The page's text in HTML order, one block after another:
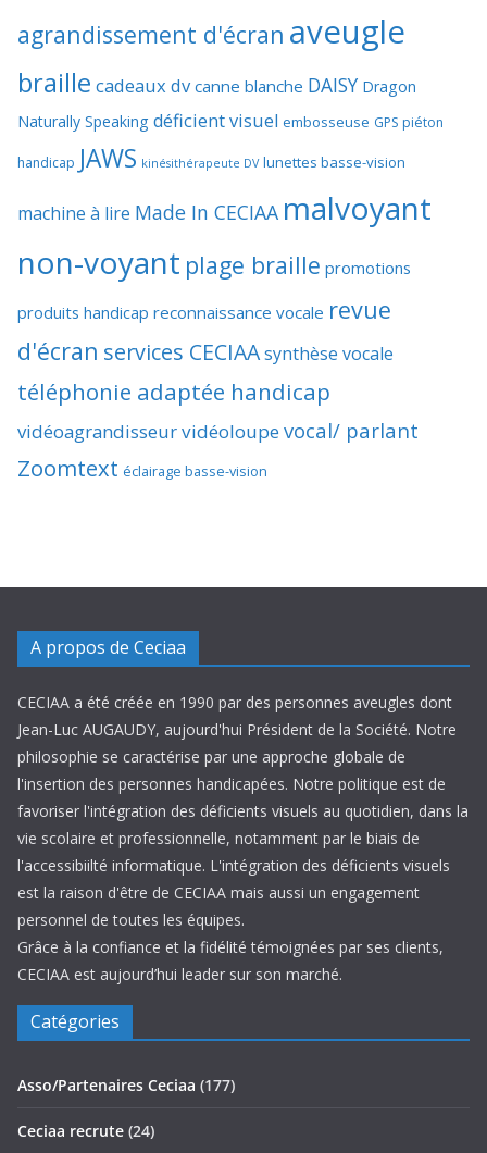
agrandissement d'écran aveugle
braille cadeaux dv canne blanche DAISY Dragon
Naturally Speaking déficient visuel embosseuse GPS piéton
handicap JAWS kinésithérapeute DV lunettes basse-vision
machine à lire Made In CECIAA malvoyant
non-voyant plage braille promotions
produits handicap reconnaissance vocale revue
d'écran services CECIAAsynthèse vocale
téléphonie adaptée handicap
vidéoagrandisseurvidéoloupevocal/ parlant
Zoomtext éclairage basse-vision
A propos de Ceciaa
CECIAA a été créée en 1990 par des personnes aveugles dont
Jean-Luc AUGAUDY, aujourd'hui Président de la Société. Notre
philosophie se caractérise par une approche globale de
l'insertion des personnes handicapées. Notre politique est de
favoriser l'intégration des déficients visuels au quotidien, dans la
vie scolaire et professionnelle, notamment par le biais de
l'accessibiilté informatique. L'intégration des déficients visuels
est la raison d'être de CECIAA mais aussi un engagement
personnel de toutes les équipes.
Grâce à la confiance et la fidélité témoignées par ses clients,
CECIAA est aujourd’hui leader sur son marché.
Catégories
Asso/Partenaires Ceciaa (177)
Ceciaa recrute (24)